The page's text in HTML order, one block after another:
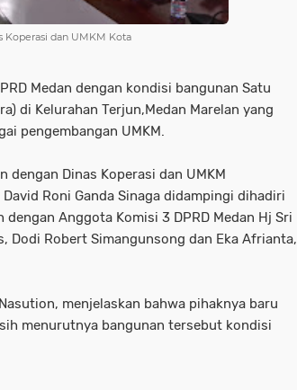
Koperasi dan UMKM Kota
Medan dengan kondisi bangunan Satu
di Kelurahan Terjun,Medan Marelan yang
pengembangan UMKM.
dengan Dinas Koperasi dan UMKM
Roni Ganda Sinaga didampingi dihadiri
dengan Anggota Komisi 3 DPRD Medan Hj Sri
Dodi Robert Simangunsong dan Eka Afrianta,
menjelaskan bahwa pihaknya baru
menurutnya bangunan tersebut kondisi